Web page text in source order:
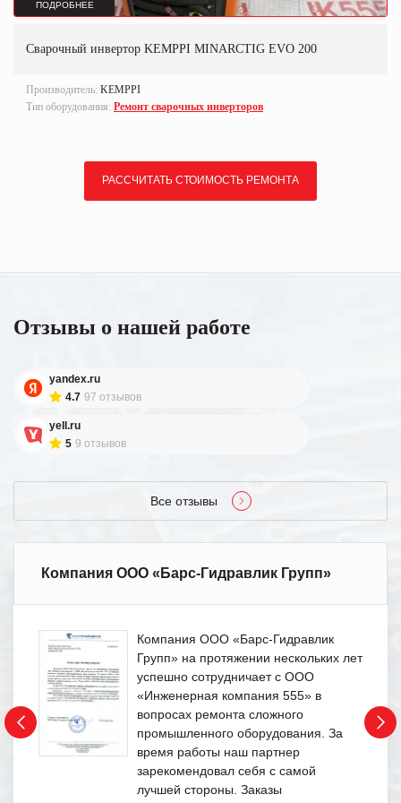
ПОДРОБНЕЕ
Сварочный инвертор KEMPPI MINARCTIG EVO 200
Производитель: KEMPPI
Тип оборудования: Ремонт сварочных инверторов
РАССЧИТАТЬ СТОИМОСТЬ РЕМОНТА
Отзывы о нашей работе
yandex.ru
4.7 97 отзывов
yell.ru
5 9 отзывов
Все отзывы
Компания ООО «Барс-Гидравлик Групп»
Компания ООО «Барс-Гидравлик
Групп» на протяжении нескольких лет
успешно сотрудничает с ООО
«Инженерная компания 555» в
вопросах ремонта сложного
промышленного оборудования. За
время работы наш партнер
зарекомендовал себя с самой
лучшей стороны. Заказы